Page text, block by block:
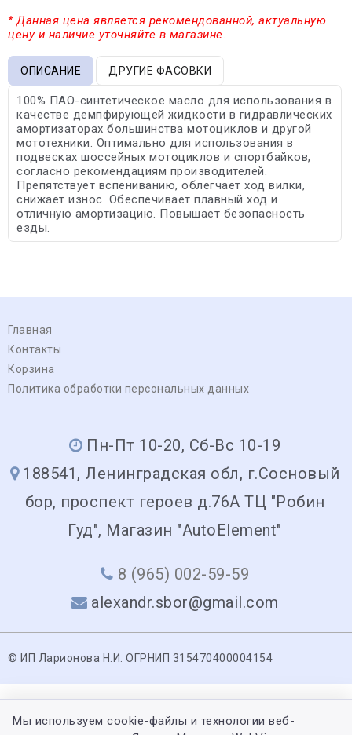
* Данная цена является рекомендованной, актуальную
цену и наличие уточняйте в магазине.
ОПИСАНИЕ ДРУГИЕ ФАСОВКИ
100% ПАО-синтетическое масло для использования в
качестве демпфирующей жидкости в гидравлических
амортизаторах большинства мотоциклов и другой
мототехники. Оптимально для использования в
подвесках шоссейных мотоциклов и спортбайков,
согласно рекомендациям производителей.
Препятствует вспениванию, облегчает ход вилки,
снижает износ. Обеспечивает плавный ход и
отличную амортизацию. Повышает безопасность
езды.
Главная
Контакты
Корзина
Политика обработки персональных данных
Пн-Пт 10-20, Сб-Вс 10-19
188541, Ленинградская обл, г.Сосновый
бор, проспект героев д.76А ТЦ "Робин
Гуд", Магазин "AutoElement"
8 (965) 002-59-59
alexandr.sbor@gmail.com
© ИП Ларионова Н.И. ОГРНИП 315470400004154
Мы используем cookie-файлы и технологии веб-